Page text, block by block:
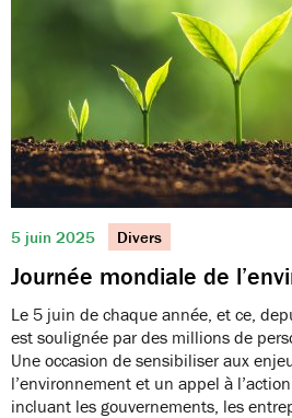
5 juin 2025 Divers
Journée mondiale de
Le 5 juin de chaque année, et ce,
est soulignée par des millions de
Une occasion de sensibiliser aux
l’environnement et un appel à
incluant les gouvernements, les